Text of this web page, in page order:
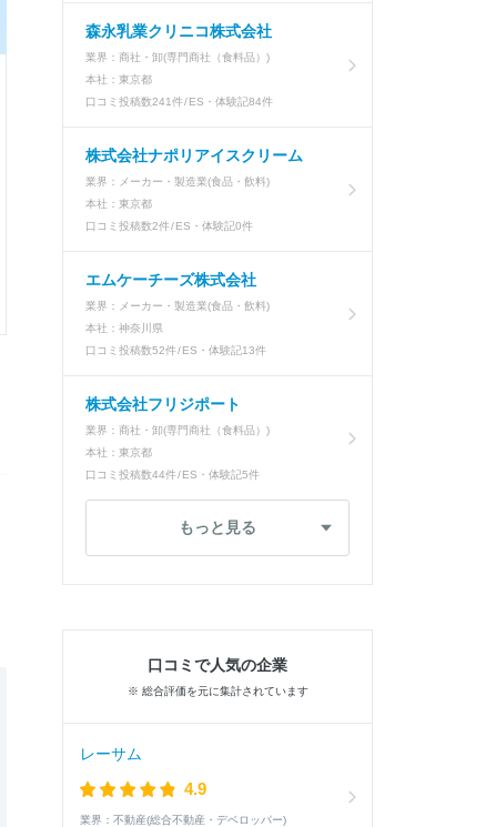
森永乳業クリニコ株式会社
業界： 商社・卸(専門商社（食料品）)
本社： 東京都
口コミ投稿数241件 ES・体験記84件
株式会社ナポリアイスクリーム
業界：
メーカー・製造業(食品・飲料)
本社： 東京都
口コミ投稿数2件 ES・体験記0件
エムケーチーズ株式会社
業界：
メーカー・製造業(食品・飲料)
本社： 神奈川県
口コミ投稿数52件 ES・体験記13件
株式会社フリジポート
業界： 商社・卸(専門商社（食料品）)
本社： 東京都
口コミ投稿数44件 ES・体験記5件
もっと見る
口コミで人気の企業
※ 総合評価を元に集計されています
レーサム
4.9
業界： 不動産(総合不動産・デベロッパー)